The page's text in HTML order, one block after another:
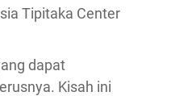
Tipitaka Center
dapat
Kisah ini